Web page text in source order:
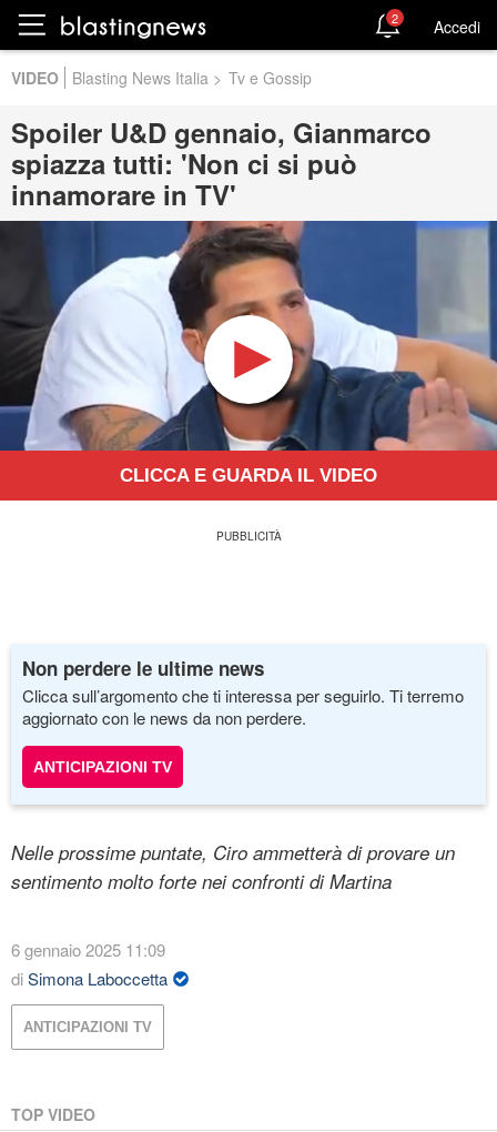
VIDEO Blasting News Italia > Tv e Gossip
Spoiler U&D gennaio, Gianmarco
spiazza tutti: 'Non ci si può
innamorare in TV'
CLICCA E GUARDA IL VIDEO
Non perdere le ultime news
Clicca sull’argomento che ti interessa per seguirlo. Ti terremo
aggiornato con le news da non perdere.
ANTICIPAZIONI TV
Nelle prossime puntate, Ciro ammetterà di provare un
sentimento molto forte nei confronti di Martina
6 gennaio 2025 11:09
diSimona Laboccetta
ANTICIPAZIONI TV
TOP VIDEO
2 Accedi